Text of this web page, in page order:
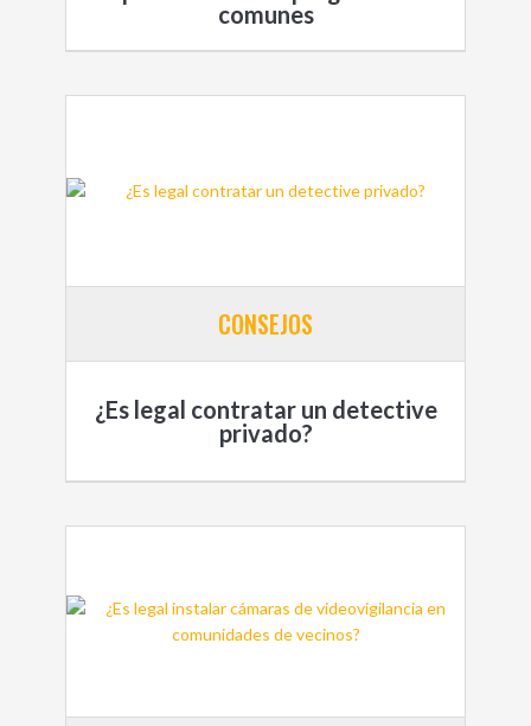
comunes
CONSEJOS
¿Es legal contratar un detective
privado?